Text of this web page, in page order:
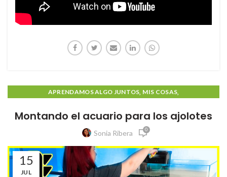
APRENDAMOS ALGO JUNTOS, MIS COSAS,
Montando el acuario para los ajolotes
Sonia Ribera 0
15
JUL